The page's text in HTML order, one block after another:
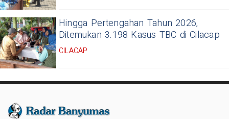
Hingga Pertengahan Tahun 2026,
Ditemukan 3.198 Kasus TBC di Cilacap
CILACAP